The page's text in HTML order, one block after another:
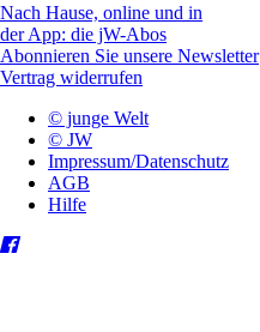
Nach Hause, online und in
der App: die jW-Abos
Abonnieren Sie unsere Newsletter
Vertrag widerrufen
© junge Welt
© JW
Impressum/Datenschutz
AGB
Hilfe